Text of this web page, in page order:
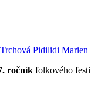
Pidilidi Marien
ročník folkového